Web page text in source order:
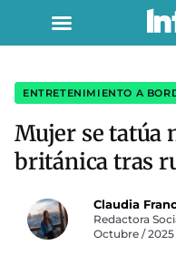
ENTRETENIMIENTO A
Mujer se tatúa
británica tras
Claudia
Redactora
Octubre / 2025